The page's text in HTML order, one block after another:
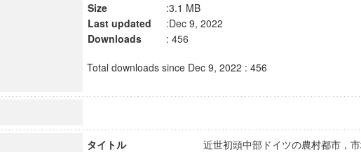
Size
:3.1 MB
Last updated
:Dec 9, 2022
Downloads
: 456
Total downloads since Dec 9, 2022 : 456
タイトル
近世初頭中部ドイツの農村都市